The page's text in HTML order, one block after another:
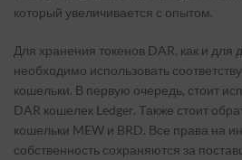
который увеличивается с опытом.
Для хранения токенов DAR, как и для
необходимо использовать
кошельки. В первую очередь, стоит
DAR кошелек Ledger. Также стоит
кошельки MEW и BRD. Все права на
собственность сохраняются за